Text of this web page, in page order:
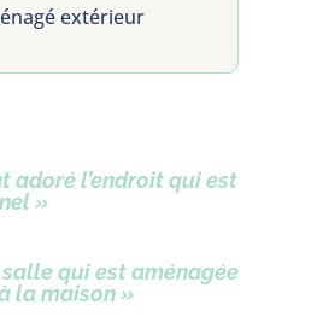
extérieur
adoré l’endroit qui est
»
qui est aménagée
la maison »